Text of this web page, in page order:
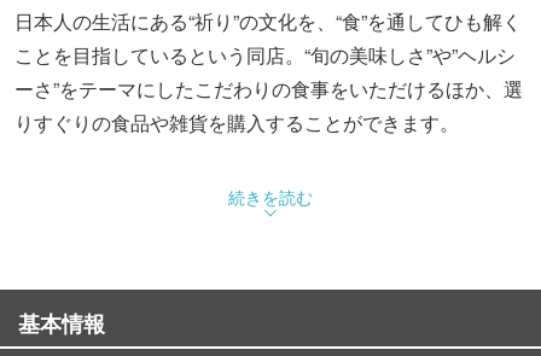
日本人の生活にある“祈り”の文化を、“食”を通してひも解く
ことを目指しているという同店。“旬の美味しさ”や”ヘルシ
ーさ”をテーマにしたこだわりの食事をいただけるほか、選
りすぐりの食品や雑貨を購入することができます。
看板メニューは、旬の野菜と出汁のうま味が詰まっている
という「具だくさんの汁もの」と、花をかたどったかわい
くさんの豚汁 豚汁プレート花むすび３個セット」をはじ
めとするセットメニューも展開されます。
続きを読む
基本情報